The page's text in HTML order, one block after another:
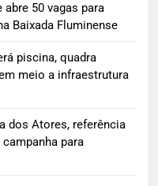
50 vagas para
Baixada Fluminense
piscina, quadra
meio a infraestrutura
dos Atores, referência
para